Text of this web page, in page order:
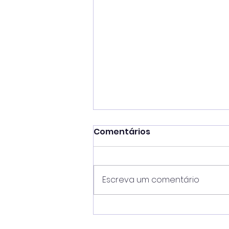
Gestão Toninho Colucci
Comentários
Escreva um comentário